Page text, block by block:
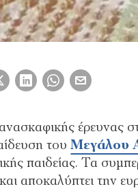
έρευνας
τουΜεγάλου
παιδείας. Τα
αποκαλύπτει την